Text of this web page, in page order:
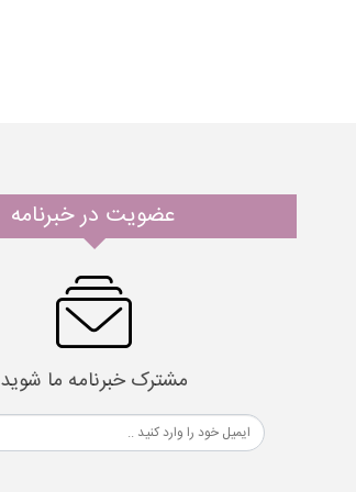
عضویت در خبرنامه
مشترک خبرنامه ما شوید